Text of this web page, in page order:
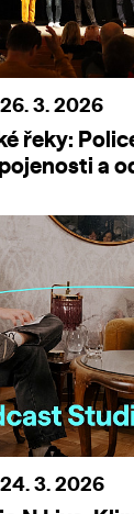
26. 3. 2026
řeky:
a
24. 3. 2026